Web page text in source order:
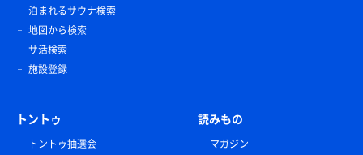
泊まれるサウナ検索
地図から検索
サ活検索
施設登録
トントゥ
トントゥ抽選会
読みもの
マガジン